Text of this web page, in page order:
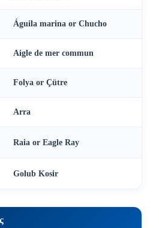
Águila marina or Chucho
Aigle de mer commun
Folya or Çütre
Arra
Raia or Eagle Ray
Golub Kosir